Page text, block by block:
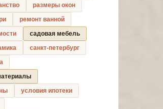
размеры окон
ремонт ванной
садовая мебель
санкт-петербург
условия ипотеки